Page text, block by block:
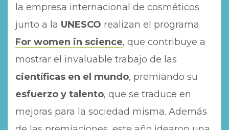
la empresa internacional de cosméticos
junto a la UNESCO realizan el programa
For women in science, que contribuye a
mostrar el invaluable trabajo de las
científicas en el mundo, premiando su
esfuerzo y talento, que se traduce en
mejoras para la sociedad misma. Además